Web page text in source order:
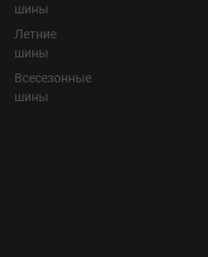
шины
Летние
шины
Всесезонные
шины